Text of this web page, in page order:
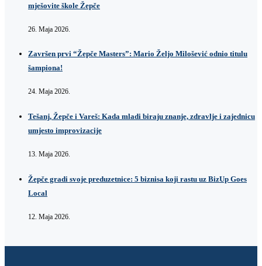
mješovite škole Žepče
26. Maja 2026.
Završen prvi “Žepče Masters”: Mario Željo Milošević odnio titulu
šampiona!
24. Maja 2026.
Tešanj, Žepče i Vareš: Kada mladi biraju znanje, zdravlje i zajednicu
umjesto improvizacije
13. Maja 2026.
Žepče gradi svoje preduzetnice: 5 biznisa koji rastu uz BizUp Goes
Local
12. Maja 2026.